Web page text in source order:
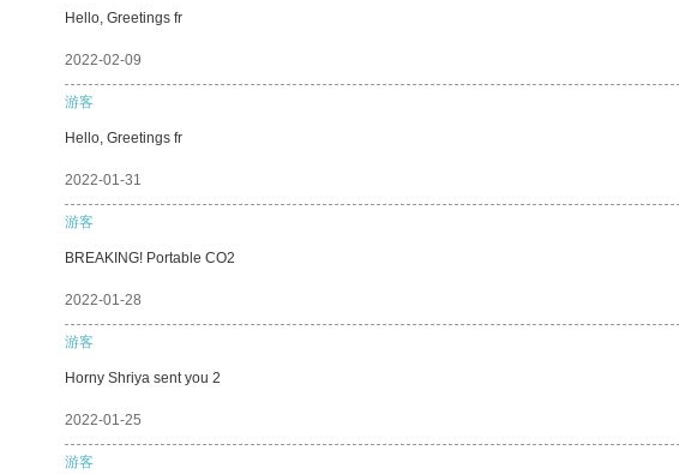
Hello, Greetings fr
2022-02-09
游客
Hello, Greetings fr
2022-01-31
游客
BREAKING! Portable CO2
2022-01-28
游客
Horny Shriya sent you 2
2022-01-25
游客